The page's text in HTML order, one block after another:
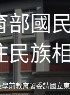
部國
民族
前教育署委請國立